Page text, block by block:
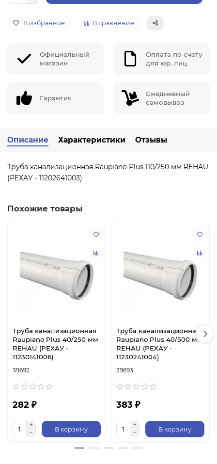
В избранное В сравнение
Официальный
магазин
Оплата по счету
для юр. лиц
Гарантия
Ежедневный
самовывоз
Описание Характеристики Отзывы
Труба канализационная Raupiano Plus 110/250 мм REHAU
(РЕХАУ - 11202641003)
Похожие товары
Труба канализационная
Raupiano Plus 40/250 мм
REHAU (РЕХАУ -
11230141006)
39692
282 ₽
В корзину
Труба канализационная
Raupiano Plus 40/500 мм
REHAU (РЕХАУ -
11230241004)
39693
383 ₽
В корзину